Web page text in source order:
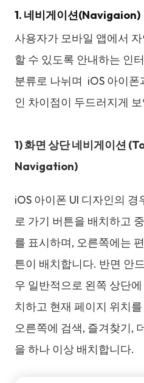
1. 네비게이션(Navigaion)
사용자가 모바일 앱에서
할 수 있도록 안내하는 인
분류로 나뉘며 iOS 아이폰
인 차이점이 두드러지게
1) 화면 상단 네비게이션
Navigation)
iOS 아이폰 UI 디자인의 경
로 가기 버튼을 배치하고
를 표시하며, 오른쪽에는
튼이 배치합니다. 반면 안
우 일반적으로 왼쪽 상단
치하고 현재 페이지 위치
오른쪽에 검색, 즐겨찾기,
을 하나 이상 배치합니다.